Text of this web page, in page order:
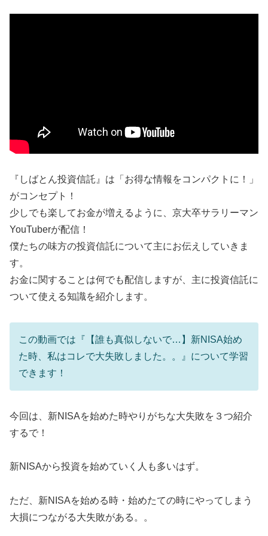
『しばとん投資信託』は「お得な情報をコンパクトに！」
がコンセプト！
少しでも楽してお金が増えるように、京大卒サラリーマン
YouTuberが配信！
僕たちの味方の投資信託について主にお伝えしていきま
す。
お金に関することは何でも配信しますが、主に投資信託に
ついて使える知識を紹介します。
この動画では『【誰も真似しないで…】新NISA始め
た時、私はコレで大失敗しました。。』について学習
できます！
今回は、新NISAを始めた時やりがちな大失敗を３つ紹介
するで！
新NISAから投資を始めていく人も多いはず。
ただ、新NISAを始める時・始めたての時にやってしまう
大損につながる大失敗がある。。